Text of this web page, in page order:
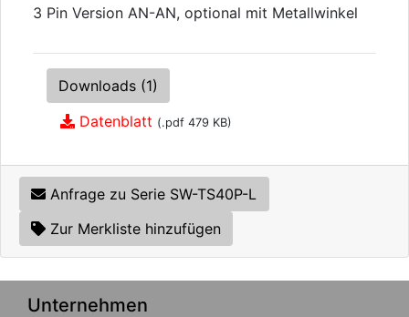
3 Pin Version AN-AN, optional mit Metallwinkel
Downloads (1)
Datenblatt (.pdf 479 KB)
Anfrage zu Serie SW-TS40P-L
Zur Merkliste hinzufügen
Unternehmen